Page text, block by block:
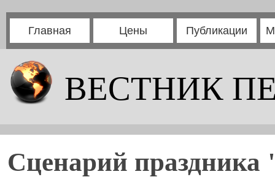
Главная Цены Публикации
ВЕСТНИК
Сценарий праздника